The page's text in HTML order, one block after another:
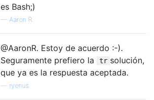
es Bash;)
— Aaron R.
@AaronR. Estoy de acuerdo :-).
Seguramente prefiero la
tr solución,
que ya es la respuesta aceptada.
ryenus